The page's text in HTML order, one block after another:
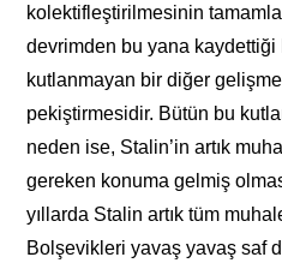
kolektifleştirilmesinin
devrimden bu yana kaydettiği
kutlanmayan bir diğer
pekiştirmesidir. Bütün bu
neden ise, Stalin’in artık
gereken konuma gelmiş
yıllarda Stalin artık tüm
Bolşevikleri yavaş yavaş saf